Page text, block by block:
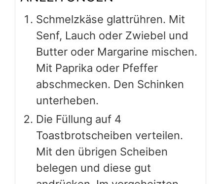
belegen und diese gut
andrücken. Im vorgeheizten
Kontaktgrill 5 - 10 Minuten
goldbraun backen.
Oder die Doppeltoasts unterm
vorgeheizten Grill (Grillgitter am
besten mit Alufolie überziehen)
im Backofen oder im Elektrogrill
auf beiden Seiten etwa 5
Minuten grillen.